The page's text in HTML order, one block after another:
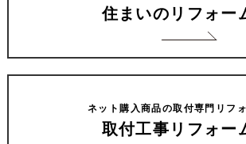
住まいのリフォー
ネット購入商品の取付専門リフ
取付工事リフォー